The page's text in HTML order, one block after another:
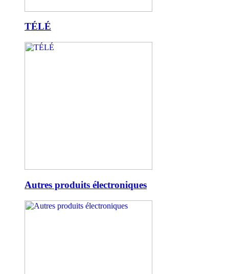
TÉLÉ
Autres produits électroniques